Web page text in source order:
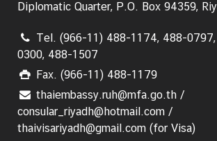
ร
ก
ท
ร
ว
Diplomatic Quarter, P.O. Box 94359,
Tel. (966-11) 488-1174, 488-
0300, 488-1507
Fax. (966-11) 488-1179
thaiembassy.ruh@mfa.go.th /
consular_riyadh@hotmail.com /
thaivisariyadh@gmail.com (for Visa)